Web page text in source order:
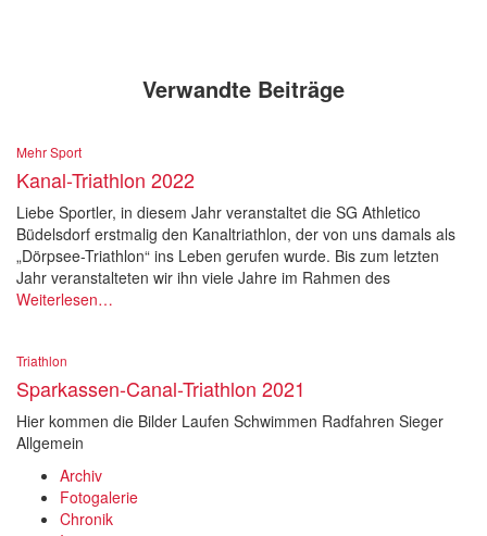
Verwandte Beiträge
Mehr Sport
Kanal-Triathlon 2022
Liebe Sportler, in diesem Jahr veranstaltet die SG Athletico
Büdelsdorf erstmalig den Kanaltriathlon, der von uns damals als
„Dörpsee-Triathlon“ ins Leben gerufen wurde. Bis zum letzten
Jahr veranstalteten wir ihn viele Jahre im Rahmen des
Weiterlesen…
Triathlon
Sparkassen-Canal-Triathlon 2021
Hier kommen die Bilder Laufen Schwimmen Radfahren Sieger
Allgemein
Archiv
Fotogalerie
Chronik